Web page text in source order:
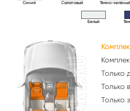
Синий Салатовый Тёмно-зелёный
Белый
Только
Только
Только